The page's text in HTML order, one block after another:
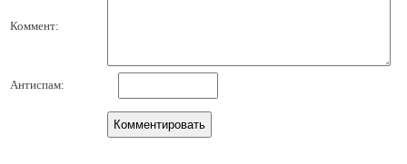
Коммент:
Антиспам: